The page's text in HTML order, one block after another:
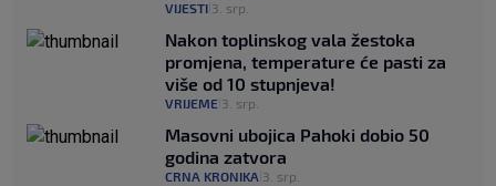
VIJESTI 3. srp.
Nakon toplinskog vala žestoka
promjena, temperature će pasti za
više od 10 stupnjeva!
VRIJEME 3. srp.
Masovni ubojica Pahoki dobio 50
godina zatvora
CRNA KRONIKA 3. srp.